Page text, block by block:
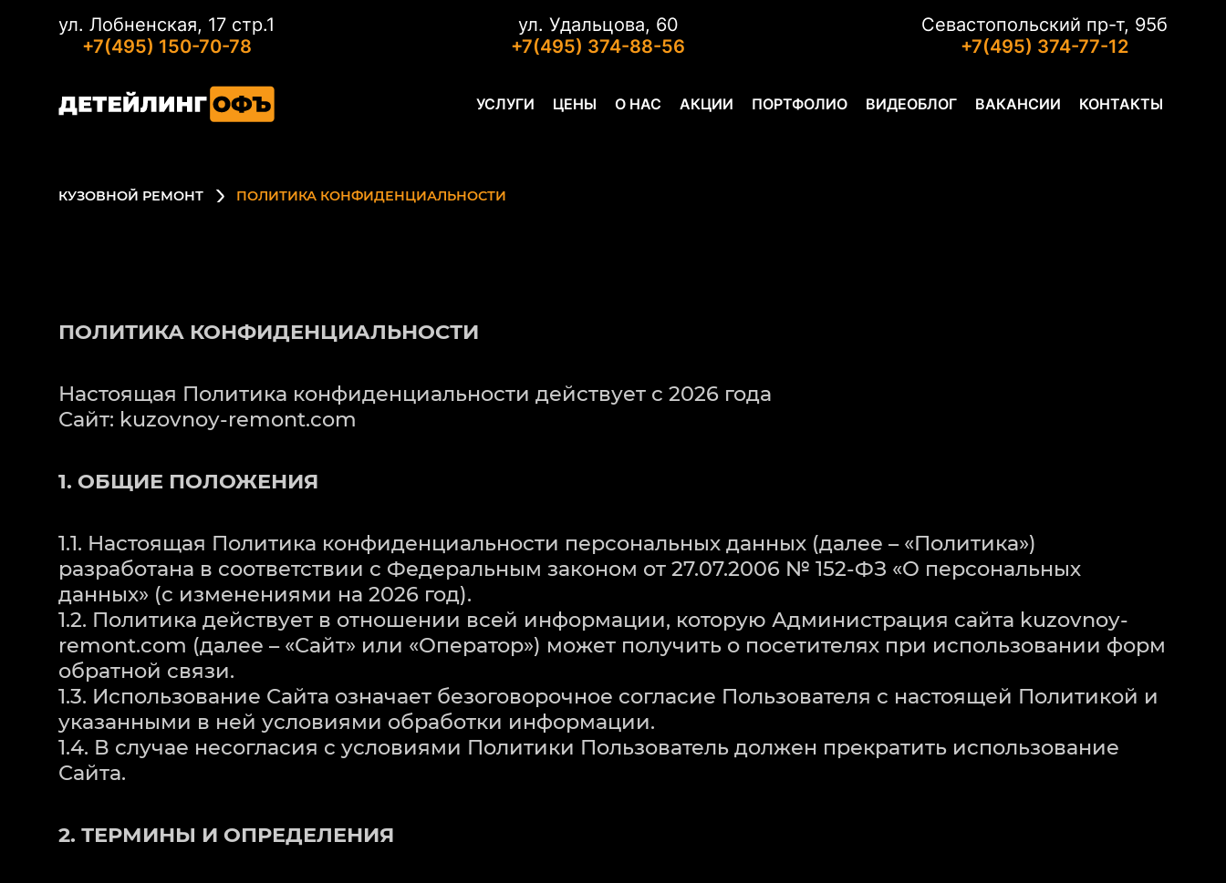
ул. Лобненская, 17 стр.1
+7(495) 150-70-78
ул. Удальцова, 60
+7(495) 374-88-56
Севастопольский пр-т, 95б
+7(495) 374-77-12
УСЛУГИ ЦЕНЫ О НАС АКЦИИ ПОРТФОЛИО ВИДЕОБЛОГ ВАКАНСИИ КОНТАКТЫ
КУЗОВНОЙ РЕМОНТ ПОЛИТИКА КОНФИДЕНЦИАЛЬНОСТИ
ПОЛИТИКА КОНФИДЕНЦИАЛЬНОСТИ
Настоящая Политика конфиденциальности действует с 2026 года
Сайт: kuzovnoy-remont.com
1. ОБЩИЕ ПОЛОЖЕНИЯ
1.1. Настоящая Политика конфиденциальности персональных данных (далее – «Политика»)
разработана в соответствии с Федеральным законом от 27.07.2006 № 152-ФЗ «О персональных
данных» (с изменениями на 2026 год).
1.2. Политика действует в отношении всей информации, которую Администрация сайта kuzovnoy-
remont.com (далее – «Сайт» или «Оператор») может получить о посетителях при использовании форм
обратной связи.
1.3. Использование Сайта означает безоговорочное согласие Пользователя с настоящей Политикой и
указанными в ней условиями обработки информации.
1.4. В случае несогласия с условиями Политики Пользователь должен прекратить использование
Сайта.
2. ТЕРМИНЫ И ОПРЕДЕЛЕНИЯ